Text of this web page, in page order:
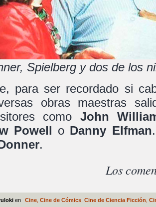
Spielberg y dos de los
para ser recordado si
obras maestras
como John
Powell o Danny Elfman
.
Los
en Cine, Cine de Cómics, Cine de Ciencia Ficción,